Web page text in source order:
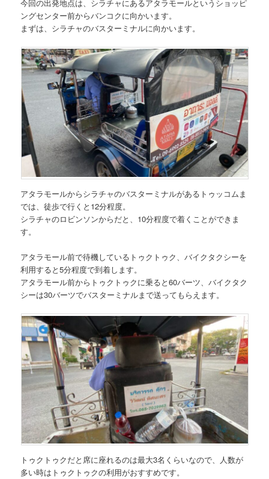
今回の出発地点は、シラチャにあるアタラモールというショッピ
ングセンター前からバンコクに向かいます。
まずは、シラチャのバスターミナルに向かいます。
アタラモールからシラチャのバスターミナルがあるトゥッコムま
では、徒歩で行くと12分程度。
シラチャのロビンソンからだと、10分程度で着くことができま
す。
アタラモール前で待機しているトゥクトゥク、バイクタクシーを
利用すると5分程度で到着します。
アタラモール前から トゥクトゥクに乗ると60バーツ、バイクタク
シーは30バーツでバスターミナルまで送ってもらえます。
トゥクトゥクだと席に座れるのは最大3名くらいなので、人数が
多い時はトゥクトゥクの利用がおすすめです。